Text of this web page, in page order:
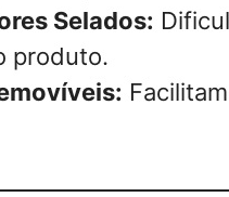
Selados:
produto.